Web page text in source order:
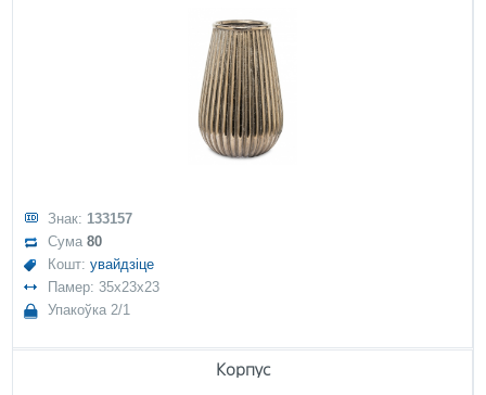
Знак: 133157
Сума80
Кошт:увайдзіце
Памер: 35x23x23
Упакоўка 2/1
Корпус